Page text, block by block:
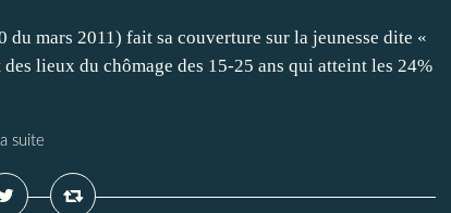
mars 2011) fait sa couverture sur la jeunesse dite «
lieux du chômage des 15-25 ans qui atteint les 24%
suite